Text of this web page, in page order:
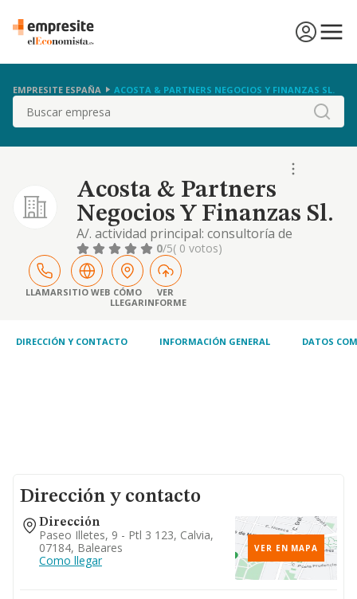
EMPRESITE ESPAÑA ACOSTA & PARTNERS NEGOCIOS Y FINANZAS SL.
Buscar
Acosta & Partners
Negocios Y Finanzas Sl.
A/. actividad principal: consultoría de
negocios, representación de empresas
nacionales e internacionales y teneduría de
acciones de empresas y personas naturales
con el fin de administrarlas...
0/5( 0 votos)
LLAMARSITIO WEB CÓMO
LLEGAR
VER
INFORME
DIRECCIÓN Y CONTACTO INFORMACIÓN GENERAL DATOS
Dirección y contacto
Dirección
Paseo Illetes, 9 - Ptl 3 123, Calvia,
07184, Baleares
Como llegar
VER EN MAPA